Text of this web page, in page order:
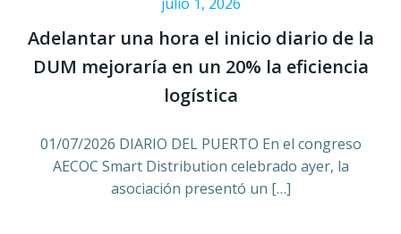
Adelantar una hora el inicio diario de la
DUM mejoraría en un 20% la eficiencia
logística
01/07/2026 DIARIO DEL PUERTO En el congreso
AECOC Smart Distribution celebrado ayer, la
asociación presentó un […]